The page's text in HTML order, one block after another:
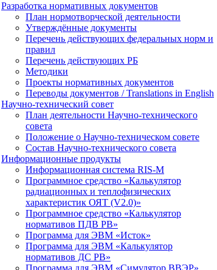
Разработка нормативных документов
План нормотворческой деятельности
Утверждённые документы
Перечень действующих федеральных норм и
правил
Перечень действующих РБ
Методики
Проекты нормативных документов
Переводы документов / Translations in English
Научно-технический совет
План деятельности Научно-технического
совета
Положение о Научно-техническом совете
Состав Научно-технического совета
Информационные продукты
Информационная система RIS-M
Программное средство «Калькулятор
радиационных и теплофизических
характеристик ОЯТ (V2.0)»
Программное средство «Калькулятор
нормативов ПДВ РВ»
Программа для ЭВМ «Исток»
Программа для ЭВМ «Калькулятор
нормативов ДС РВ»
Программа для ЭВМ «Симулятор ВВЭР»